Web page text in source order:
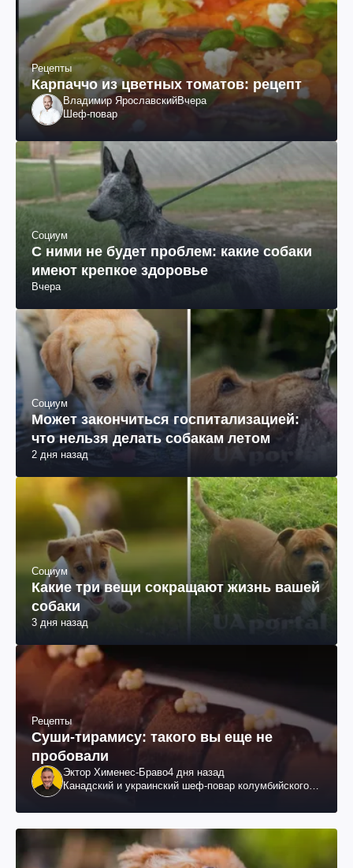
Рецепты
Карпаччо из цветных томатов: рецепт
Владимир ЯрославскийВчера
Шеф-повар
Социум
С ними не будет проблем: какие собаки
имеют крепкое здоровье
Вчера
Социум
Может закончиться госпитализацией:
что нельзя делать собакам летом
2 дня назад
Социум
Какие три вещи сокращают жизнь вашей
собаки
3 дня назад
Рецепты
Суши-тирамису: такого вы еще не
пробовали
Эктор Хименес-Браво4 дня назад
Канадский и украинский шеф-повар колумбийского